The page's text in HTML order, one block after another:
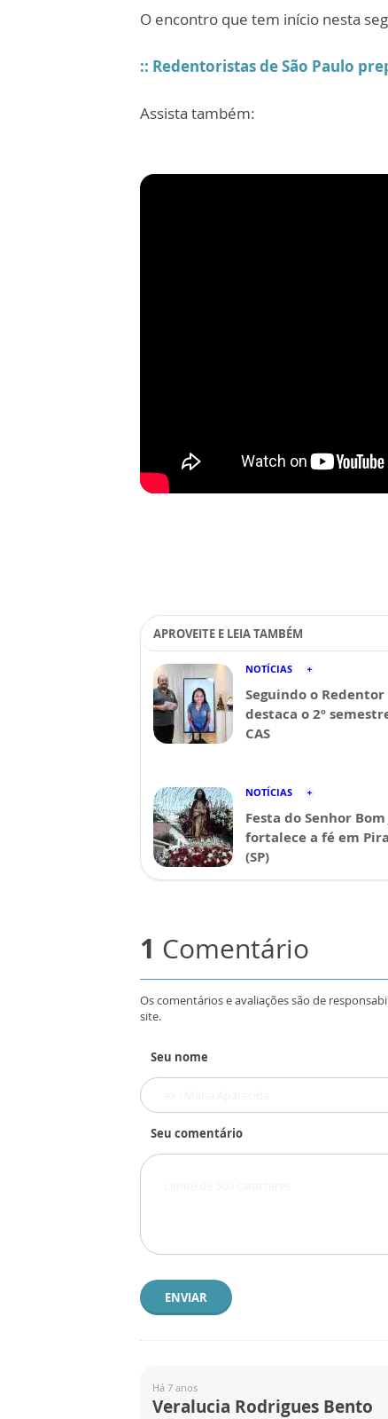
O encontro que tem início nesta
:: Redentoristas de São Paulo
Assista também:
APROVEITE E LEIA TAMBÉM
NOTÍCIAS
Seguindo o Redentor
destaca o 2º
CAS
NOTÍCIAS
Festa do Senhor Bom
fortalece a fé em
(SP)
1 Comentário
Os comentários e avaliações são de
site.
Seu nome
Seu comentário
ENVIAR
Há 7 anos
Veralucia Rodrigues Bento